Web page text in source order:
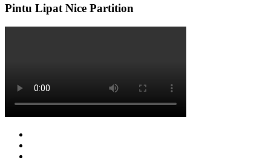
Pintu Lipat Nice Partition